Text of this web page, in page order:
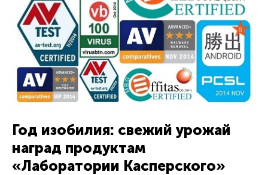
Год изобилия: свежий урожай
наград продуктам
«Лаборатории Касперского»